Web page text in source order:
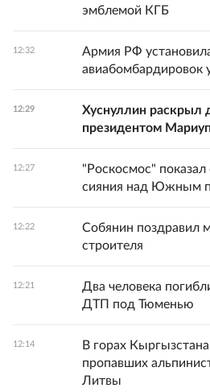
эмблемой КГБ
12:32
Армия РФ
авиабомбардировок
12:29
Хуснуллин раскрыл
президентом
12:27
"Роскосмос"
сияния над Южным
12:22
Собянин поздравил
строителя
12:21
Два человека
ДТП под Тюменью
12:14
В горах
пропавших
Литвы